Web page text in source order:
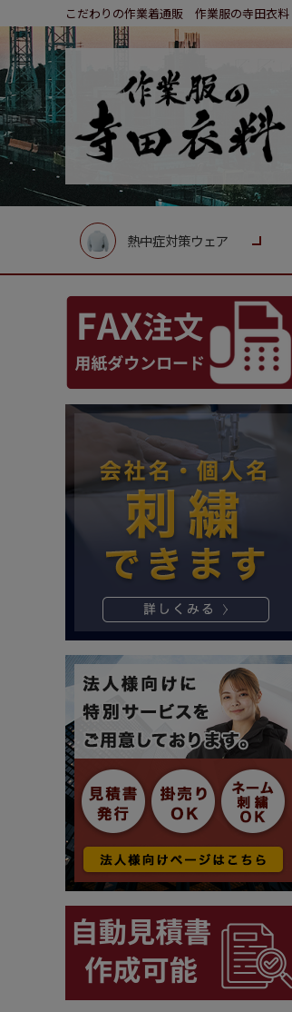
こだわりの作業着通販 作業服の寺田衣料
熱中症対策ウェア